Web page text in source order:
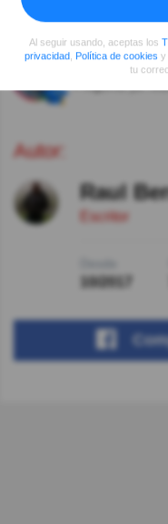
El Mike Hace
Autor:
Raul
Escritor
10/2017
Al seguir usando, aceptas los
privacidad, Política de cookies y
tu